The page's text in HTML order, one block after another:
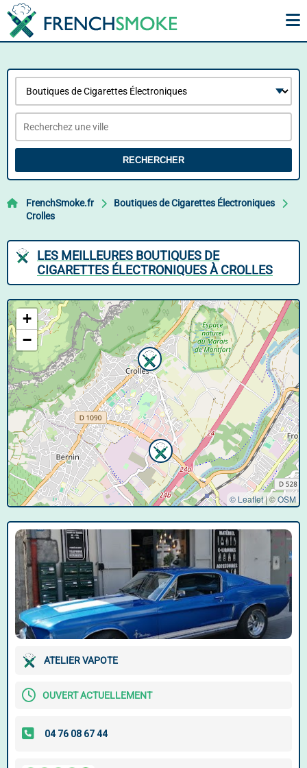
RECHERCHER
FrenchSmoke.fr
Boutiques de Cigarettes Électroniques
Crolles
LES MEILLEURES BOUTIQUES DE
CIGARETTES ÉLECTRONIQUES À CROLLES
+
−
© Leaflet|©OSM
ATELIER VAPOTE
OUVERT ACTUELLEMENT